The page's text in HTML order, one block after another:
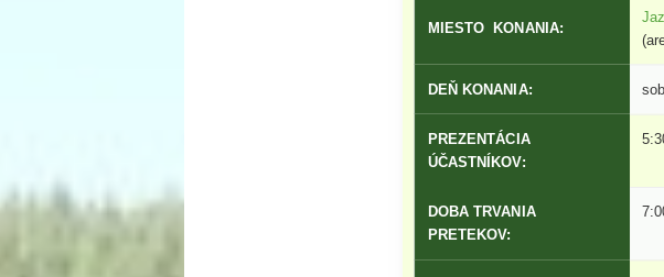
MIESTO KONANIA:
DEŇ KONANIA:
PREZENTÁCIA
ÚČASTNÍKOV:
DOBA TRVANIA
PRETEKOV: